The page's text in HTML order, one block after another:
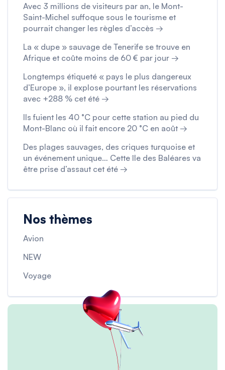
Avec 3 millions de visiteurs par an, le Mont-
Saint-Michel suffoque sous le tourisme et
pourrait changer les règles d’accès →
La « dupe » sauvage de Tenerife se trouve en
Afrique et coûte moins de 60 € par jour →
Longtemps étiqueté « pays le plus dangereux
d’Europe », il explose pourtant les réservations
avec +288 % cet été →
Ils fuient les 40 °C pour cette station au pied du
Mont-Blanc où il fait encore 20 °C en août →
Des plages sauvages, des criques turquoise et
un événement unique… Cette île des Baléares va
être prise d’assaut cet été →
Nos thèmes
Avion
NEW
Voyage